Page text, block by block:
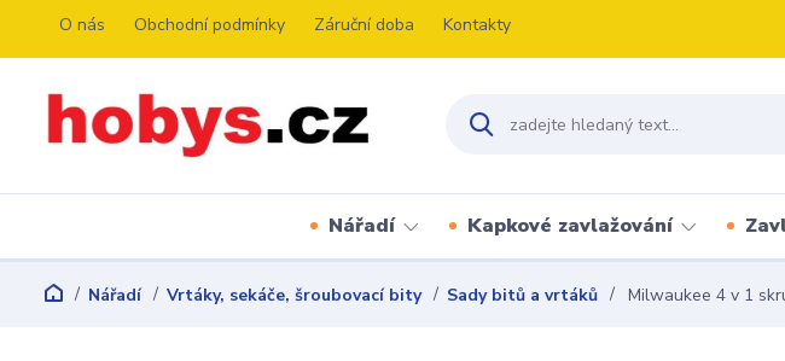
O nás Obchodní podmínky Záruční doba Kontakty
Nářadí Kapkové zavlažování
Nářadí Vrtáky, sekáče, šroubovací bity Sady bitů a vrtáků Milwaukee 4 v 1